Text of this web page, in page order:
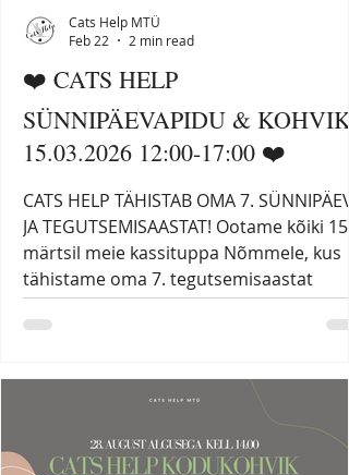
❤️ CATS HELP
SÜNNIPÄEVAPIDU & KOHVIK
15.03.2026 12:00-17:00 ❤️
CATS HELP TÄHISTAB OMA 7.
JA TEGUTSEMISAASTAT! Ootame kõiki 15.
märtsil meie kassituppa Nõmmele, kus
tähistame oma 7. tegutsemisaastat
avatud uste päevaga. Lisaks avatud uste
päevale avame taas ka oma kassikohviku
suussulavad koogikesed ja hõrgutised,
mille on armastuse ja hoolega
valmistanud meie andekad
Maitsev valik nii kohapeal nautimiseks kui
Cats Help MTÜ
Feb 22
2 min read